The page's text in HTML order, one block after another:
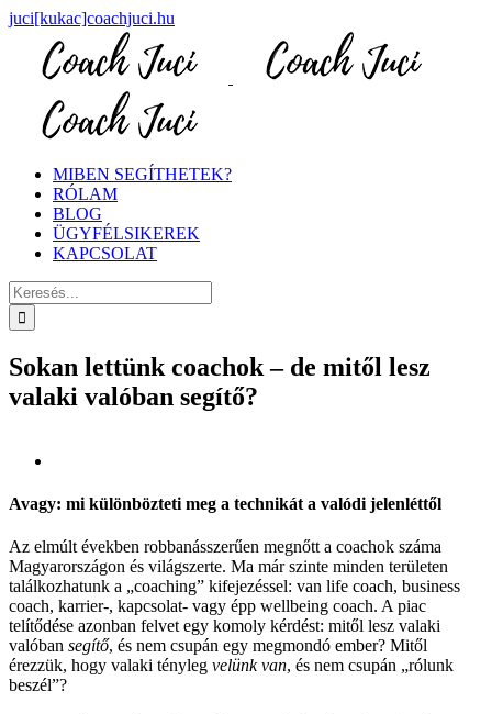
Kihagyás
juci[kukac]coachjuci.hu
Facebook
Instagram
MIBEN SEGÍTHETEK?
RÓLAM
BLOG
ÜGYFÉLSIKEREK
KAPCSOLAT
Keresés...
Sokan lettünk coachok – de mitől lesz
valaki valóban segítő?
Image
Avagy: mi különbözteti meg a technikát a valódi jelenléttől
Az elmúlt években robbanásszerűen megnőtt a coachok száma
Magyarországon és világszerte. Ma már szinte minden területen
találkozhatunk a „coaching” kifejezéssel: van life coach, business
coach, karrier-, kapcsolat- vagy épp wellbeing coach. A piac
telítődése azonban felvet egy komoly kérdést: mitől lesz valaki
valóban segítő, és nem csupán egy megmondó ember? Mitől
érezzük, hogy valaki tényleg velünk van, és nem csupán „rólunk
beszél”?